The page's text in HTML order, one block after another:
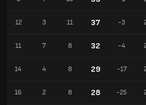
-3
37
11
3
12
-4
32
8
7
11
-17
29
8
4
14
-25
28
8
2
16